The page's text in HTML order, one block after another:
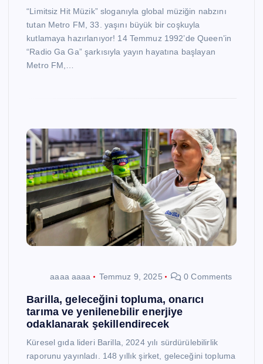
“Limitsiz Hit Müzik” sloganıyla global müziğin nabzını
tutan Metro FM, 33. yaşını büyük bir coşkuyla
kutlamaya hazırlanıyor! 14 Temmuz 1992’de Queen’in
“Radio Ga Ga” şarkısıyla yayın hayatına başlayan
Metro FM,…
aaaa aaaa Temmuz 9, 2025 0 Comments
Barilla, geleceğini topluma, onarıcı
tarıma ve yenilenebilir enerjiye
odaklanarak şekillendirecek
Küresel gıda lideri Barilla, 2024 yılı sürdürülebilirlik
raporunu yayınladı. 148 yıllık şirket, geleceğini topluma